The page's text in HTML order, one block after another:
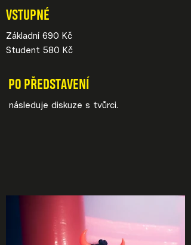
VSTUPNÉ
Základní 690 Kč
Student 580 Kč
PO PŘEDSTAVENÍ
následuje diskuze s tvůrci.